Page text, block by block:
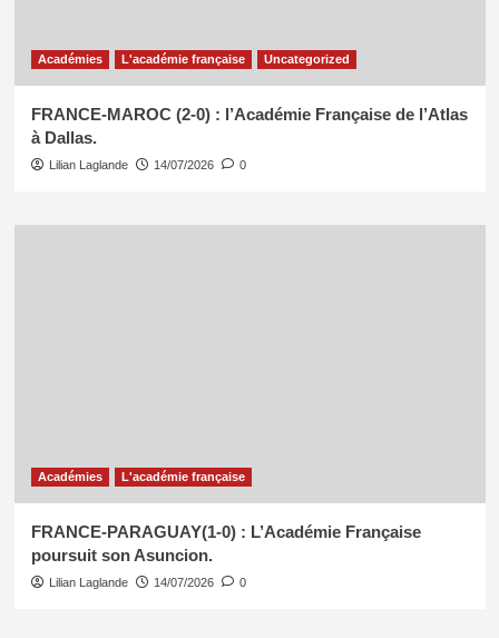
Académies L'académie française Uncategorized
FRANCE-MAROC (2-0) : l’Académie Française de l’Atlas
à Dallas.
Lilian Laglande 14/07/2026 0
Académies L'académie française
FRANCE-PARAGUAY(1-0) : L’Académie Française
poursuit son Asuncion.
Lilian Laglande 14/07/2026 0